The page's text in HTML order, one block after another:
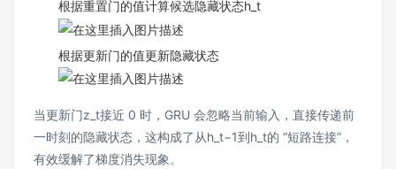
根据重置门的值计算候选隐藏状态h_t
根据更新门的值更新隐藏状态
当更新门z_t接近 0 时，GRU 会忽略当前输入，直接传递前
一时刻的隐藏状态，这构成了从h_t−1到h_t的 “短路连接”，
有效缓解了梯度消失现象​。